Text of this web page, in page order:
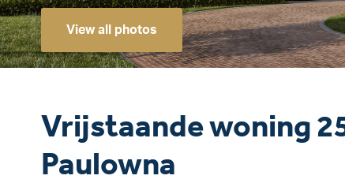
View all photos
Vrijstaande woning
Paulowna